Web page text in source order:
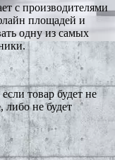
с производителями
площадей и
одну из самых
товар будет не
либо не будет